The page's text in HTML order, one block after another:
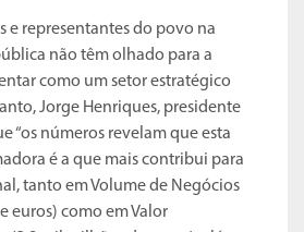
e representantes do povo na
não têm olhado para a
como um setor estratégico
Jorge Henriques, presidente
“os números revelam que esta
é a que mais contribui para
tanto em Volume de Negócios
euros) como em Valor